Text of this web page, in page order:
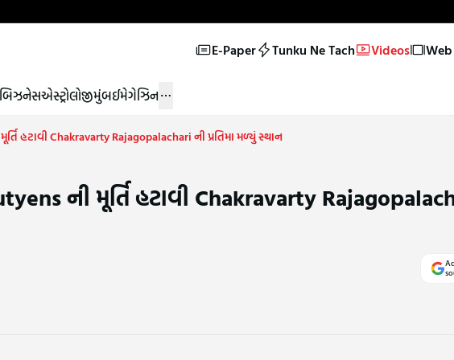
E-Paper Tunku Ne Tach Videos
બિઝનેસએસ્ટ્રોલોજીમુંબઈમેગેઝિન
હટાવી Chakravarty Rajagopalachari ની પ્રતિમા મળ્યું સ્થાન
ની મૂર્તિ હટાવી Chakravarty